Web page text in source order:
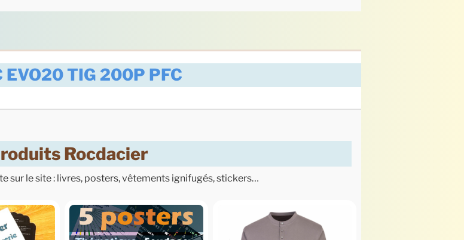
EVO20 TIG 200P PFC
Rocdacier
sur le site : livres, posters, vêtements ignifugés, stickers…